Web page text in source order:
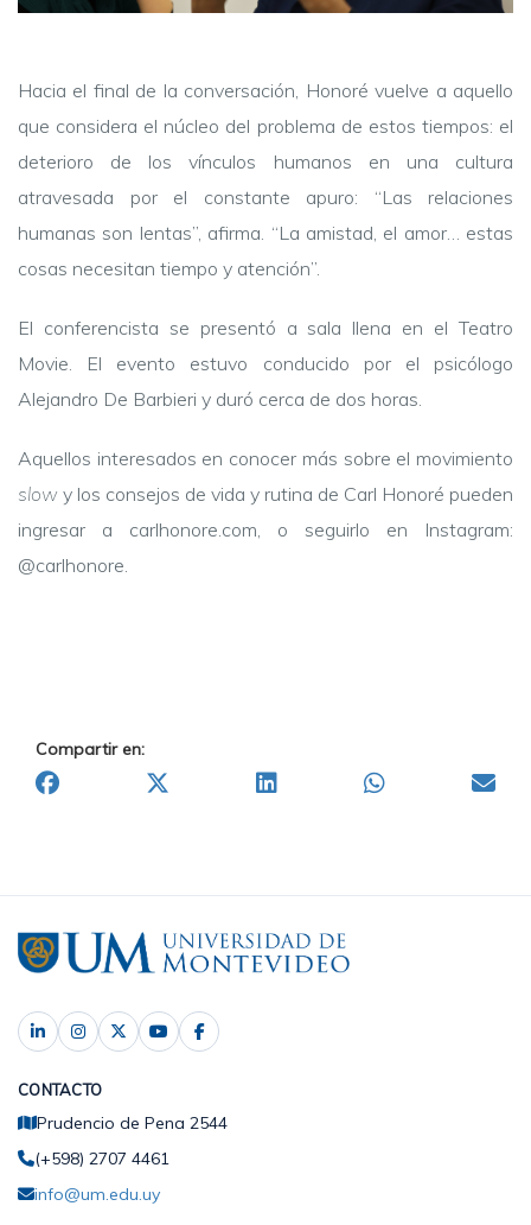
Hacia el final de la conversación, Honoré vuelve a aquello
que considera el núcleo del problema de estos tiempos: el
deterioro de los vínculos humanos en una cultura
atravesada por el constante apuro: “Las relaciones
humanas son lentas”, afirma. “La amistad, el amor… estas
cosas necesitan tiempo y atención”.
El conferencista se presentó a sala llena en el Teatro
Movie. El evento estuvo conducido por el psicólogo
Alejandro De Barbieri y duró cerca de dos horas.
Aquellos interesados en conocer más sobre el movimiento
slow y los consejos de vida y rutina de Carl Honoré pueden
ingresar a carlhonore.com, o seguirlo en Instagram:
@carlhonore.
Compartir en:
CONTACTO
Prudencio de Pena 2544
(+598) 2707 4461
info@um.edu.uy